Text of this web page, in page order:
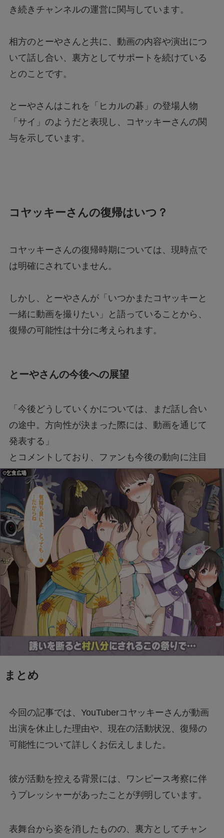
き続きチャンネルの運営に関与しています。
相方のとーやさんと共に、動画の内容や演出につ
いて話し合い、裏方としてサポートを続けている
とのことです。
とーやさんはこれを「ヒカルの碁」の登場人物
「サイ」のようだと表現し、コヤッキーさんの関
与を示しています。
コヤッキーさんの復帰はいつ？
コヤッキーさんの復帰時期については、現時点で
は明確にされていません。
しかし、とーやさんが「いつかまたコヤッキーと
一緒に動画を撮りたい」と語っていることから、
復帰の可能性は十分に考えられます。
とーやさんの今後への展望
「今後どうしていくかについては、まだ話し合い
の途中。方向性が決まった際には、動画を通じて
発表する」
とコメントしており、ファンも今後の動向に注目
しているようです。
まとめ
今回の記事では、YouTuberコヤッキーさんが動画
出演を休止した理由や、現在の活動状況、復帰の
可能性について詳しくお伝えしました。
彼が活動を控える背景には、ワンピース考察に伴
うプレッシャーがあったことが判明しています。
表舞台から姿を消したものの、裏方としてチャン